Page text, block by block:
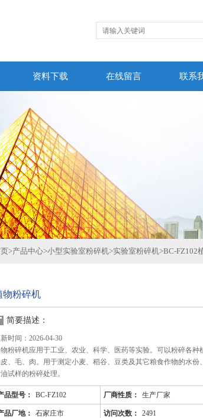
资料下载 在线留言 联系
>产品中心>小型实验室粉碎机>实验室粉碎机>BC-FZ102
物粉碎机
简要描述：
时间：2026-04-30
粉碎机应用于工业、农业、科学、医药等实验。可以粉碎各种
、毛、肉。用于测定小麦、稻谷、豆类及其它粮食作物的水份
试样的粉碎处理。
品型号： BC-FZ102 厂商性质： 生产厂家
品厂地： 石家庄市 访问次数： 2491